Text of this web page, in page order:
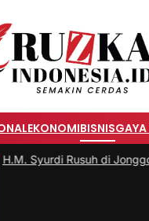
EKONOMIBISNIS
di Jonggol|#2 -